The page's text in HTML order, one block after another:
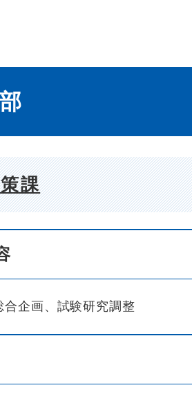
課
企画、試験研究調整